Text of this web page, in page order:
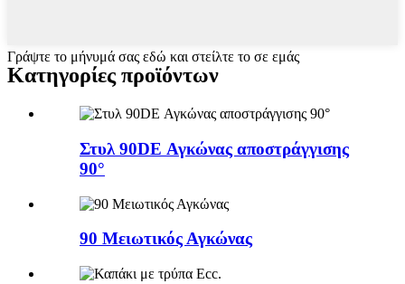
Γράψτε το μήνυμά σας εδώ και στείλτε το σε εμάς
Κατηγορίες προϊόντων
Στυλ 90DE Αγκώνας αποστράγγισης
90°
90 Μειωτικός Αγκώνας